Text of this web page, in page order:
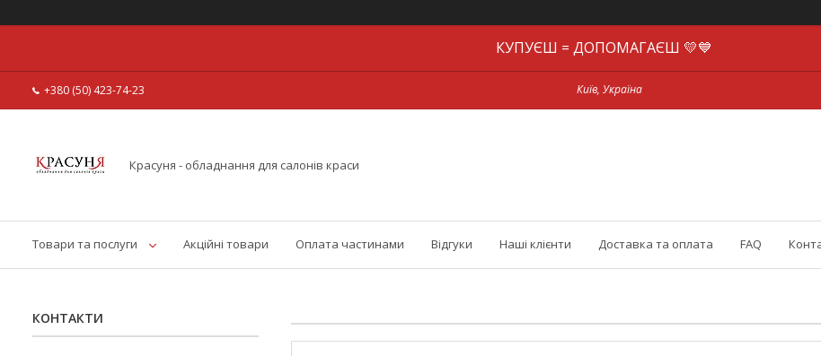
КУПУЄШ = ДОПОМАГАЄШ 💛💙
+380 (50) 423-74-23 Київ, Україна
Красуня - обладнання для салонів краси
Товари та послуги Акційні товари Оплата частинами Відгуки Наші клієнти Доставка та оплата FAQ
КОНТАКТИ